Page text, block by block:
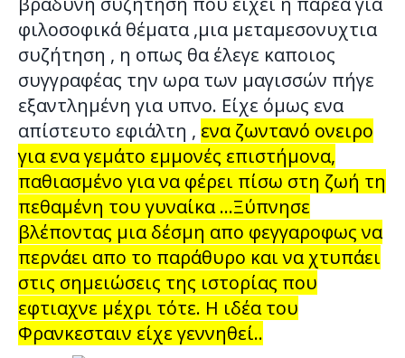
φιλοσοφικά θέματα ,μια μεταμεσονυχτια
συζήτηση , η οπως θα έλεγε καποιος
συγγραφέας την ωρα των μαγισσών πήγε
εξαντλημένη για υπνο. Είχε όμως ενα
απίστευτο εφιάλτη , ενα ζωντανό ονειρο
για ενα γεμάτο εμμονές επιστήμονα,
παθιασμένο για να φέρει πίσω στη ζωή τη
πεθαμένη του γυναίκα …Ξύπνησε
βλέποντας μια δέσμη απο φεγγαροφως να
περνάει απο το παράθυρο και να χτυπάει
στις σημειώσεις της ιστορίας που
εφτιαχνε μέχρι τότε. Η ιδέα του
Φρανκεσταιν είχε γεννηθεί..